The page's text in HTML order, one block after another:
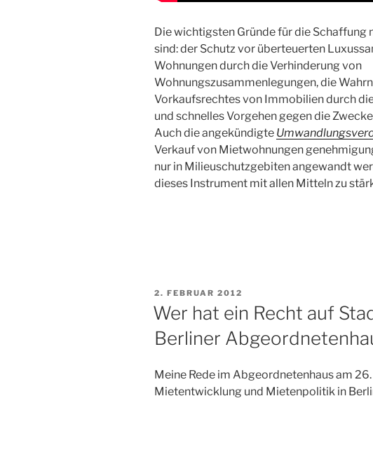
Die wichtigsten Gründe für die Schaffung
sind: der Schutz vor überteuerten
Wohnungen durch die Verhinderung von
Wohnungszusammenlegungen, die
Vorkaufsrechtes von Immobilien durch
und schnelles Vorgehen gegen die
Auch die angekündigte
Verkauf von Mietwohnungen
nur in Milieuschutzgebiten angewandt
dieses Instrument mit allen Mitteln zu
VERÖFFENTLICHT
AM
2. FEBRUAR 2012
Wer hat ein Recht auf
Berliner
Meine Rede im Abgeordnetenhaus am
Mietentwicklung und Mietenpolitik in